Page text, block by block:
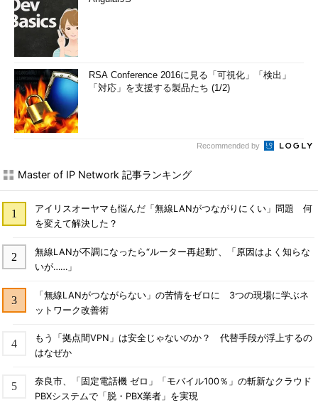
RSA Conference 2016に見る「可視化」「検出」
「対応」を支援する製品たち (1/2)
Recommended by
Master of IP Network 記事ランキング
アイリスオーヤマも悩んだ「無線LANがつながりにくい」問題 何
を変えて解決した？
無線LANが不調になったら“ルーター再起動”、「原因はよく知らな
いが……」
「無線LANがつながらない」の苦情をゼロに 3つの現場に学ぶネ
ットワーク改善術
もう「拠点間VPN」は安全じゃないのか？ 代替手段が浮上するの
はなぜか
奈良市、「固定電話機 ゼロ」「モバイル100％」の斬新なクラウド
PBXシステムで「脱・PBX業者」を実現